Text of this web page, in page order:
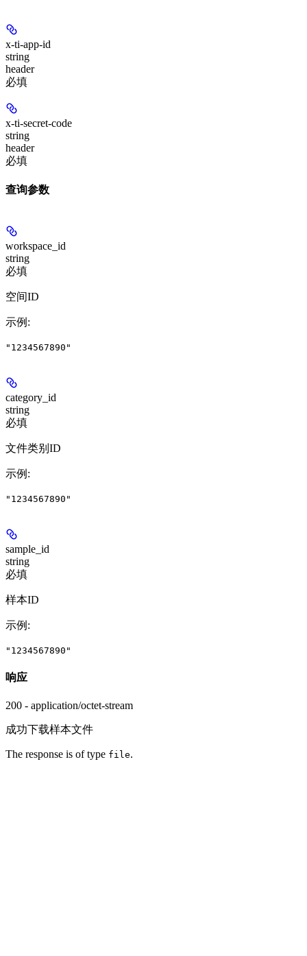
x-ti-app-id
string
header
必填
x-ti-secret-code
string
header
必填
查询参数
workspace_id
string
必填
空间ID
示例 :
"1234567890"
category_id
string
必填
文件类别ID
示例 :
"1234567890"
sample_id
string
必填
样本ID
示例 :
"1234567890"
响应
200 - application/octet-stream
成功下载样本文件
The response is of type file.